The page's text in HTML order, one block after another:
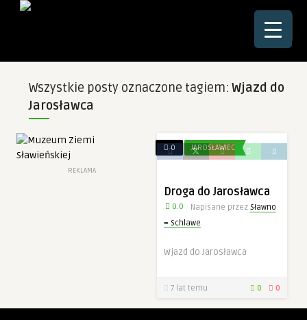
☰
Wszystkie posty oznaczone tagiem: Wjazd do
Jarosławca
REKLAMA
0 JAROSŁAWIEC
Droga do Jarosławca
0.0 Napisane przez Sławno
= Schlawe
Wjazd do Jarosławca
7 lat temu 0 0